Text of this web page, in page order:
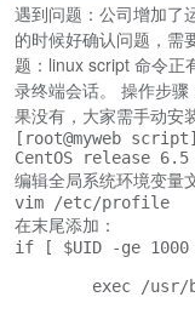
遇到问题：公司增加了
的时候好确认问题，需
题：linux script 命令正
录终端会话。 操作步
果没有，大家需手动安
[root@myweb
CentOS release
编辑全局系统环境变量
vim /etc/profile
在末尾添加：
if [ $UID -ge
exec /